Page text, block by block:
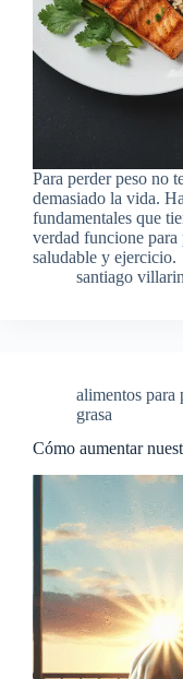
Para perder peso no
demasiado la vida.
fundamentales que
verdad funcione para
saludable y ejercicio.
santiago
alimentos para
grasa
Cómo aumentar